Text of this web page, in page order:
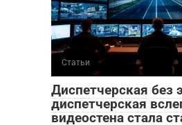
Статьи
Диспетчерская без
диспетчерская
видеостена стала